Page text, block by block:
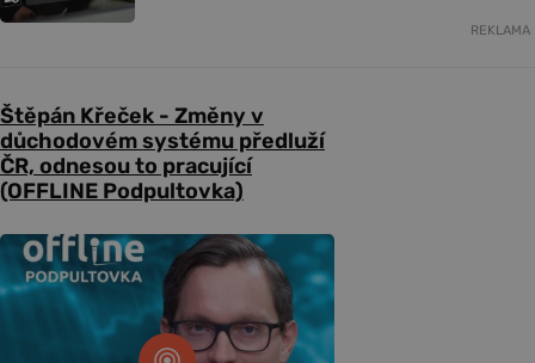
REKLAMA
Štěpán Křeček - Změny v
důchodovém systému předluží
ČR, odnesou to pracující
(OFFLINE Podpultovka)